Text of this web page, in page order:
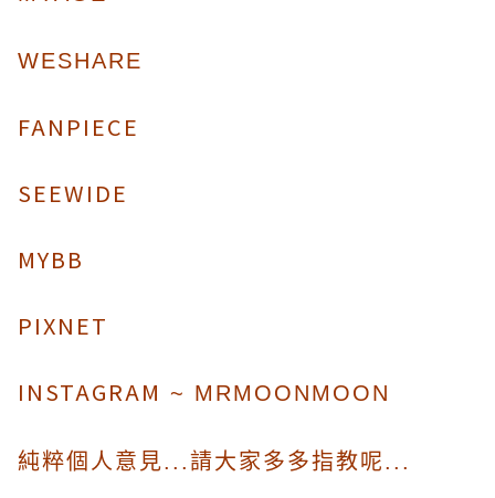
WESHARE
FANPIECE
SEEWIDE
MYBB
PIXNET
INSTAGRAM ~ MRMOONMOON
純粹個人意見...請大家多多指教呢...